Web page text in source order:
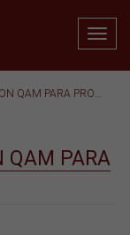
PROLINK-4 PREMIUM
QAM PARA